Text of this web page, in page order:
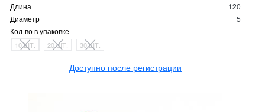
Длина
120
Диаметр
5
Кол-во в упаковке
10 ШТ. 20 ШТ. 30 ШТ.
Доступно после регистрации